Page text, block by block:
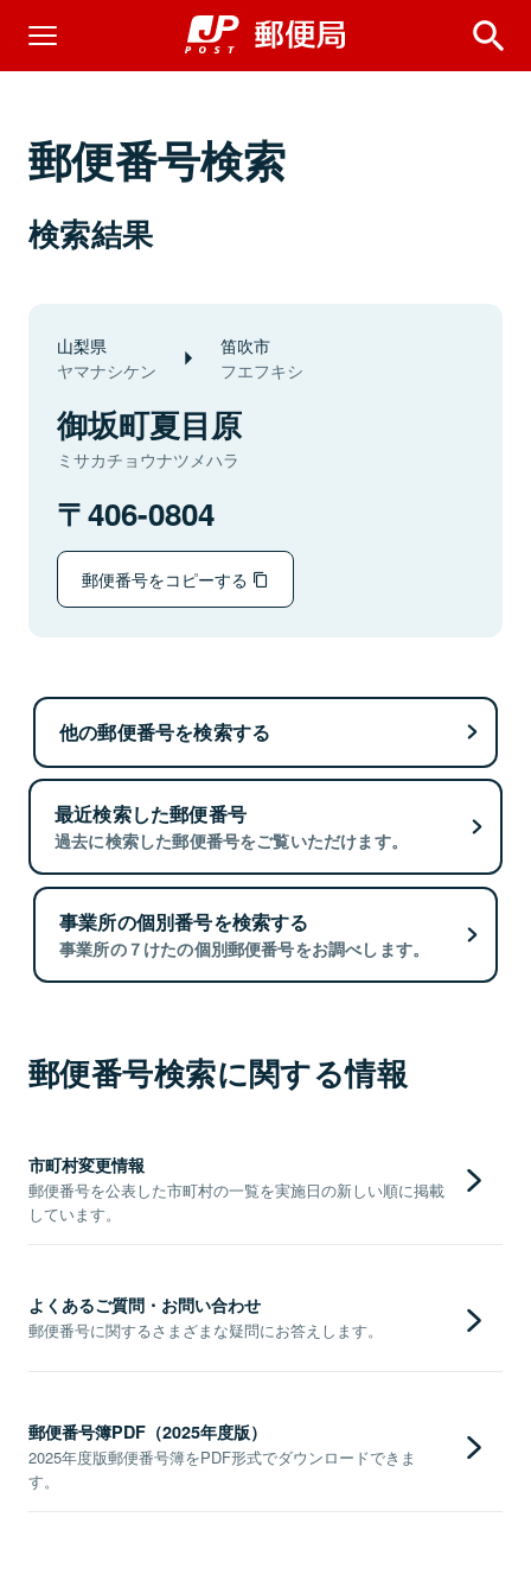
郵便番号検索
検索結果
山梨県
ヤマナシケン
笛吹市
フエフキシ
御坂町夏目原
ミサカチョウナツメハラ
406-0804
郵便番号をコピーする
他の郵便番号を検索する
最近検索した郵便番号
過去に検索した郵便番号をご覧いただけます。
事業所の個別番号を検索する
事業所の７けたの個別郵便番号をお調べします。
郵便番号検索に関する情報
市町村変更情報
郵便番号を公表した市町村の一覧を実施日の新しい順に掲載
しています。
よくあるご質問・お問い合わせ
郵便番号に関するさまざまな疑問にお答えします。
郵便番号簿PDF（2025年度版）
2025年度版郵便番号簿をPDF形式でダウンロードできま
す。